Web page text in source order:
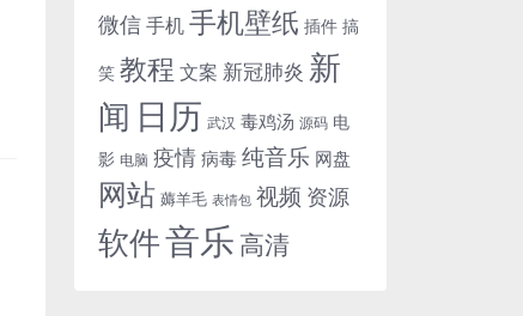
微信手机手机壁纸 插件 搞
笑 教程 文案 新冠肺炎 新
闻 日历 武汉 毒鸡汤 源码 电
影 电脑 疫情 病毒 纯音乐 网盘
网站 薅羊毛 表情包 视频 资源
软件音乐 高清